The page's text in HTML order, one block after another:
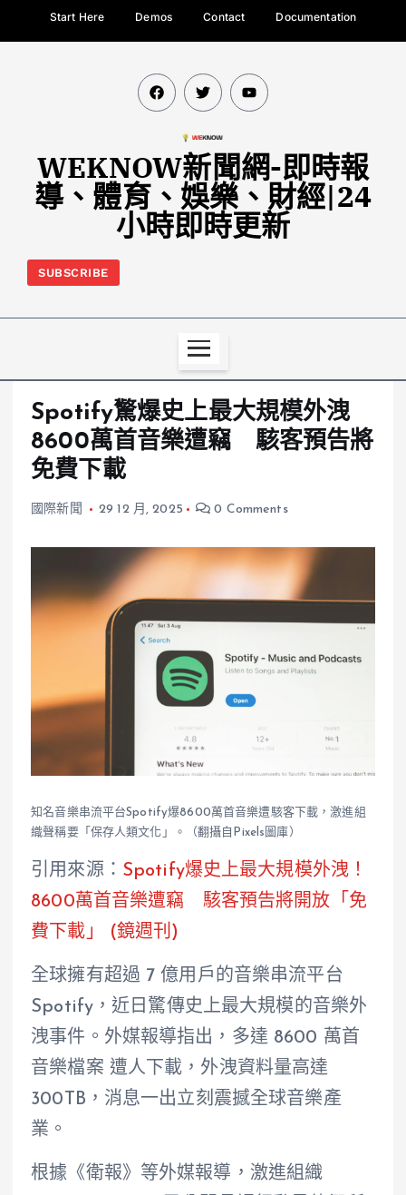
Start Here Demos Contact Documentation
WEKNOW新聞網-即時報
導、體育、娛樂、財經|24
小時即時更新
SUBSCRIBE
Spotify驚爆史上最大規模外洩
8600萬首音樂遭竊 駭客預告將
免費下載
國際新聞 29 12 月, 2025 0 Comments
知名音樂串流平台Spotify爆8600萬首音樂遭駭客下載，激進組
織聲稱要「保存人類文化」。（翻攝自Pixels圖庫）
引用來源： Spotify爆史上最大規模外洩！
8600萬首音樂遭竊 駭客預告將開放「免
費下載」 (鏡週刊)
全球擁有超過 7 億用戶的音樂串流平台
Spotify，近日驚傳史上最大規模的音樂外
洩事件。外媒報導指出，多達 8600 萬首
音樂檔案 遭人下載，外洩資料量高達
300TB，消息一出立刻震撼全球音樂產
業。
根據《衛報》等外媒報導，激進組織